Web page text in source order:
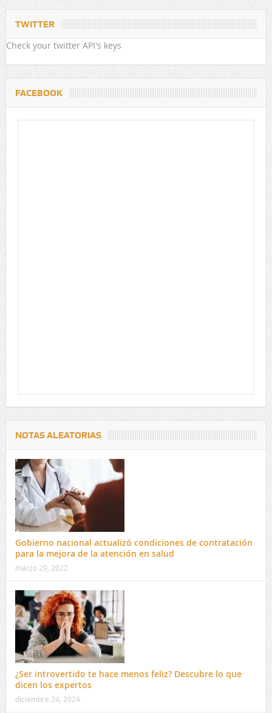
TWITTER
Check your twitter API's keys
FACEBOOK
NOTAS ALEATORIAS
Gobierno nacional actualizó condiciones de contratación
para la mejora de la atención en salud
marzo 29, 2022
¿Ser introvertido te hace menos feliz? Descubre lo que
dicen los expertos
diciembre 24, 2024